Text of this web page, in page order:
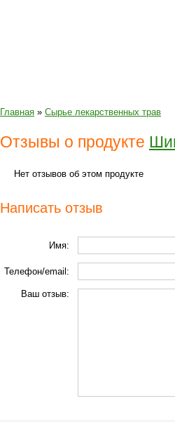
Главная » Сырье лекарственных трав
Отзывы о продукте
Нет отзывов об этом продукте
Написать отзыв
Имя:
Телефон/email:
Ваш отзыв: